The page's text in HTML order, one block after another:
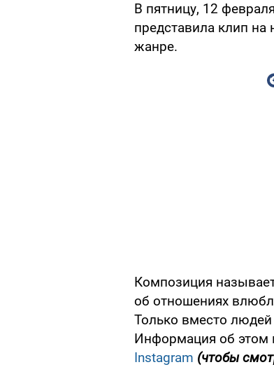
В пятницу, 12
представила клип
жанре.
Композиция
об отношениях
Только вместо
Информация об этом
Instagram (чтобы